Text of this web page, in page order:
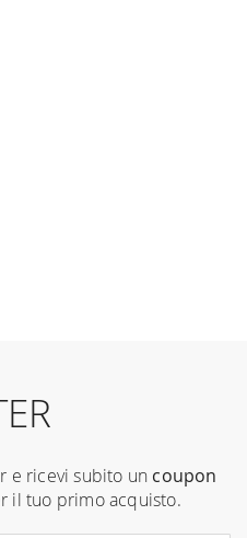
e ricevi subito un coupon
il tuo primo acquisto.